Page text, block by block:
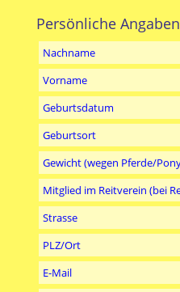
Persönliche Angaben